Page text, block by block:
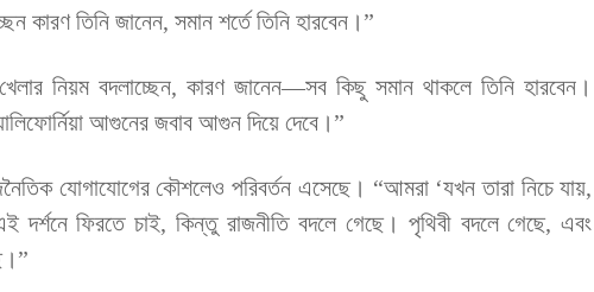
কারণ তিনি জানেন, সমান শর্তে তিনি হারবেন।”
নিয়ম বদলাচ্ছেন, কারণ জানেন—সব কিছু সমান থাকলে তিনি হারবেন।
আগুনের জবাব আগুন দিয়ে দেবে।”
যোগাযোগের কৌশলেও পরিবর্তন এসেছে। “আমরা ‘যখন তারা নিচে যায়,
ফিরতে চাই, কিন্তু রাজনীতি বদলে গেছে। পৃথিবী বদলে গেছে, এবং